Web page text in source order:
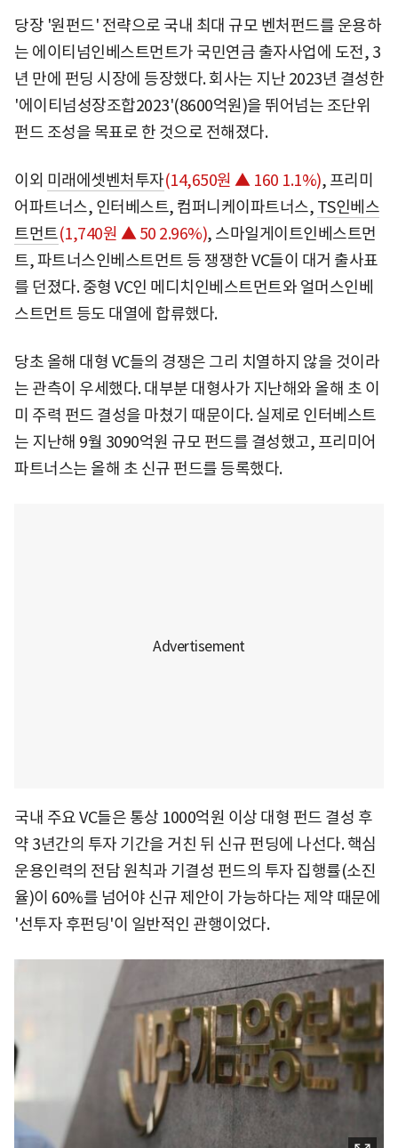
당장 '원펀드' 전략으로 국내 최대 규모 벤처펀드를 운용하
는 에이티넘인베스트먼트가 국민연금 출자사업에 도전, 3
년 만에 펀딩 시장에 등장했다. 회사는 지난 2023년 결성한
'에이티넘성장조합2023'(8600억원)을 뛰어넘는 조단위
펀드 조성을 목표로 한 것으로 전해졌다.
이외 미래에셋벤처투자(14,650원 ▲ 160 1.1%), 프리미
어파트너스, 인터베스트, 컴퍼니케이파트너스, TS인베스
트먼트(1,740원 ▲ 50 2.96%), 스마일게이트인베스트먼
트, 파트너스인베스트먼트 등 쟁쟁한 VC들이 대거 출사표
를 던졌다. 중형 VC인 메디치인베스트먼트와 얼머스인베
스트먼트 등도 대열에 합류했다.
당초 올해 대형 VC들의 경쟁은 그리 치열하지 않을 것이라
는 관측이 우세했다. 대부분 대형사가 지난해와 올해 초 이
미 주력 펀드 결성을 마쳤기 때문이다. 실제로 인터베스트
는 지난해 9월 3090억원 규모 펀드를 결성했고, 프리미어
파트너스는 올해 초 신규 펀드를 등록했다.
국내 주요 VC들은 통상 1000억원 이상 대형 펀드 결성 후
약 3년간의 투자 기간을 거친 뒤 신규 펀딩에 나선다. 핵심
운용인력의 전담 원칙과 기결성 펀드의 투자 집행률(소진
율)이 60%를 넘어야 신규 제안이 가능하다는 제약 때문에
'선투자 후펀딩'이 일반적인 관행이었다.